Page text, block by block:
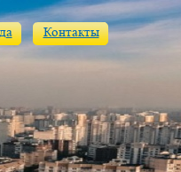
Контакты